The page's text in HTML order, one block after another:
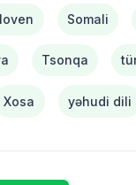
Somali
Tsonqa
Xosa yəhudi dili